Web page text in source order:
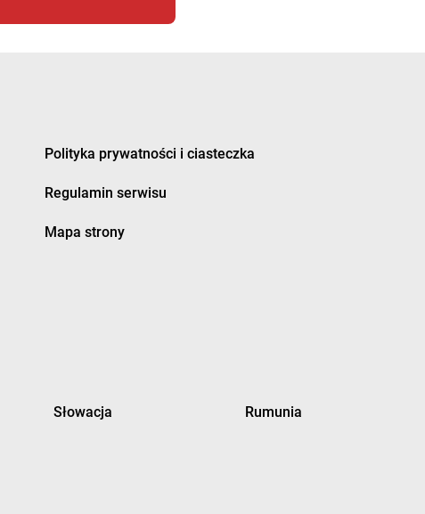
Polityka prywatności i ciasteczka
Regulamin serwisu
Mapa strony
Słowacja Rumunia